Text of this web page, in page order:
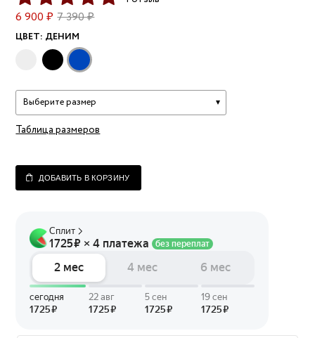
6 900 ₽ 7 390 ₽
ЦВЕТ: ДЕНИМ
Выберите размер
Таблица размеров
ДОБАВИТЬ В КОРЗИНУ